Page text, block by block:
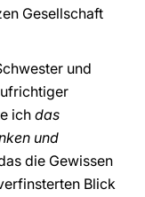
Gesellschaft
und
ich das
und
die Gewissen
Blick